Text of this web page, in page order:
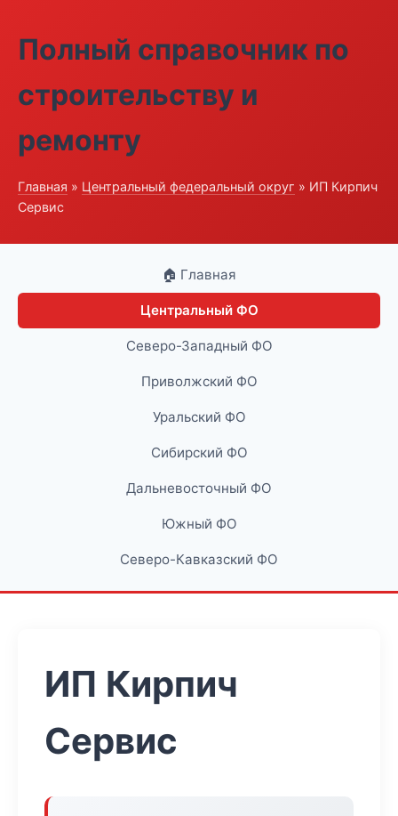
Полный справочник по
строительству и
ремонту
Главная » Центральный федеральный округ » ИП Кирпич
Сервис
🏠 Главная
Центральный ФО
Северо-Западный ФО
Приволжский ФО
Уральский ФО
Сибирский ФО
Дальневосточный ФО
Южный ФО
Северо-Кавказский ФО
ИП Кирпич
Сервис